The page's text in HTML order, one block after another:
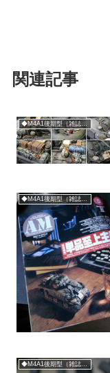
関連記事
◆M4A1後期型（雑誌掲載用）
◆M4A1後期型（雑誌掲載用）
◆M4A1後期型（雑誌掲載用）